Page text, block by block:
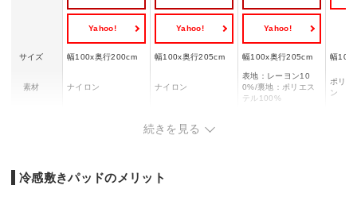
Yahoo! Yahoo! Yahoo!
サイズ 幅100x奥行200cm 幅100x奥行205cm 幅100x奥行205cm 幅
素材 ナイロン ナイロン
表地：レーヨン10
0%/裏地：ポリエス
テル100%
ポリエ
ン
◯
続きを見る
冷感敷きパッドのメリット